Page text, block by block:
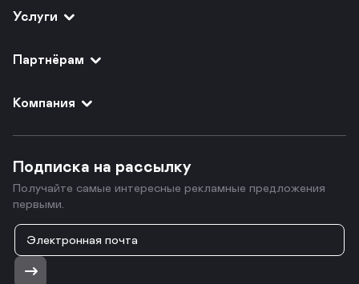
Услуги
Партнёрам
Компания
Подписка на рассылку
Получайте самые интересные рекламные предложения
первыми.